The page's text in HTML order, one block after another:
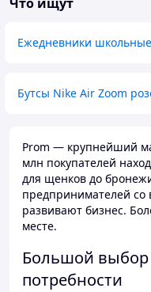
Ежедневники школьные
Бутсы Nike Air Zoom
Prom — крупнейший
млн покупателей
для щенков до
предпринимателей со
развивают бизнес.
месте.
Большой
потребности